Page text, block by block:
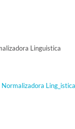
Linguistica